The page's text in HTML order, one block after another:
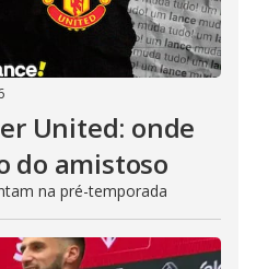
United: onde
do amistoso
na pré-temporada